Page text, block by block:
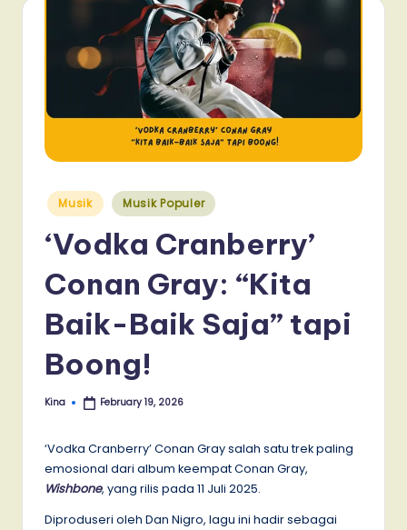
Posted
in
Musik Musik Populer
‘Vodka Cranberry’
Conan Gray: “Kita
Baik-Baik Saja” tapi
Boong!
Posted
Kina February 19, 2026
‘Vodka Cranberry’ Conan Gray salah satu trek paling
emosional dari album keempat Conan Gray,
Wishbone, yang rilis pada 11 Juli 2025.
Diproduseri oleh Dan Nigro, lagu ini hadir sebagai